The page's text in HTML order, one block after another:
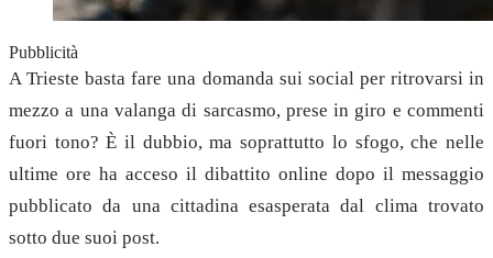
Pubblicità
A Trieste basta fare una domanda sui social per ritrovarsi in
mezzo a una valanga di sarcasmo, prese in giro e commenti
fuori tono? È il dubbio, ma soprattutto lo sfogo, che nelle
ultime ore ha acceso il dibattito online dopo il messaggio
pubblicato da una cittadina esasperata dal clima trovato
sotto due suoi post.